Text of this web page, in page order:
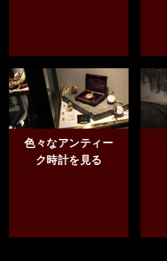
色々なアンティー
ク時計を見る